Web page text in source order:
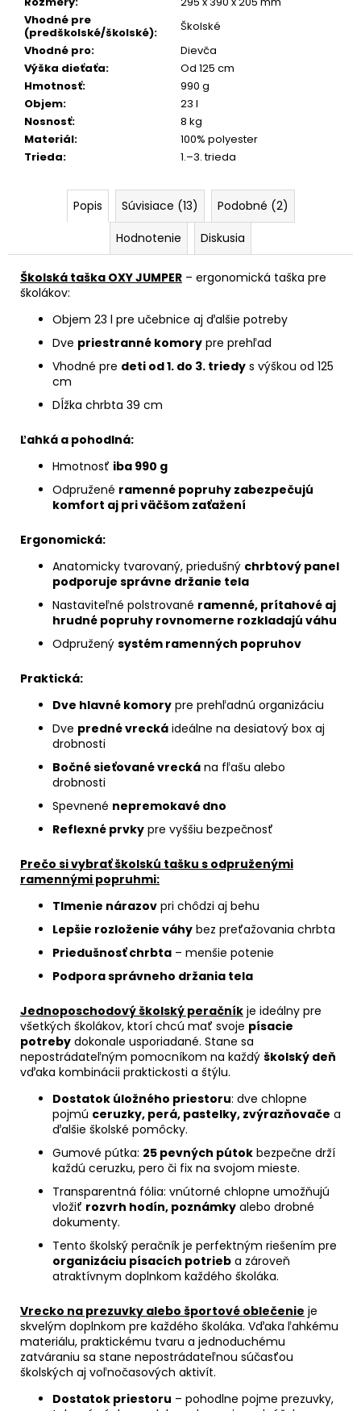
Vhodné pre
(predškolské/školské):
Školské
Vhodné pro:
Dievča
Výška dieťaťa:
Od 125 cm
Hmotnosť:
990 g
Objem:
23 l
Nosnosť:
8 kg
Materiál:
100% polyester
Trieda: 1.–3. trieda
Popis Súvisiace (13)
Podobné (2)
Hodnotenie
Diskusia
Školská taška OXY JUMPER – ergonomická taška pre
školákov:
Objem 23 l pre učebnice aj ďalšie potreby
Dve priestranné komory pre prehľad
Vhodné pre deti od 1. do 3. triedy s výškou od 125
cm
Dĺžka chrbta 39 cm
Ľahká a pohodlná:
Hmotnosť iba 990 g
Odpružené ramenné popruhy zabezpečujú
komfort aj pri väčšom zaťažení
Ergonomická:
Anatomicky tvarovaný, priedušný chrbtový panel
podporuje správne držanie tela
Nastaviteľné polstrované ramenné, prítahové aj
hrudné popruhy rovnomerne rozkladajú váhu
Odpružený systém ramenných popruhov
Praktická:
Dve hlavné komory pre prehľadnú organizáciu
Dve predné vrecká ideálne na desiatový box aj
drobnosti
Bočné sieťované vrecká na fľašu alebo
drobnosti
Spevnené nepremokavé dno
Reflexné prvky pre vyššiu bezpečnosť
Prečo si vybrať školskú tašku s odpruženými
ramennými popruhmi:
Tlmenie nárazov pri chôdzi aj behu
Lepšie rozloženie váhy bez preťažovania chrbta
Priedušnosť chrbta – menšie potenie
Podpora správneho držania tela
Jednoposchodový školský peračník je ideálny pre
všetkých školákov, ktorí chcú mať svoje písacie
potreby dokonale usporiadané. Stane sa
nepostrádateľným pomocníkom na každý školský deň
vďaka kombinácii praktickosti a štýlu.
Dostatok úložného priestoru: dve chlopne
pojmú ceruzky, perá, pastelky, zvýrazňovače a
ďalšie školské pomôcky.
Gumové pútka: 25 pevných pútok bezpečne drží
každú ceruzku, pero či fix na svojom mieste.
Transparentná fólia: vnútorné chlopne umožňujú
vložiť rozvrh hodín, poznámky alebo drobné
dokumenty.
Tento školský peračník je perfektným riešením pre
organizáciu písacích potrieb a zároveň
atraktívnym doplnkom každého školáka.
Vrecko na prezuvky alebo športové oblečenie je
skvelým doplnkom pre každého školáka. Vďaka ľahkému
materiálu, praktickému tvaru a jednoduchému
zatváraniu sa stane nepostrádateľnou súčasťou
školských aj voľnočasových aktivít.
Dostatok priestoru – pohodlne pojme prezuvky,